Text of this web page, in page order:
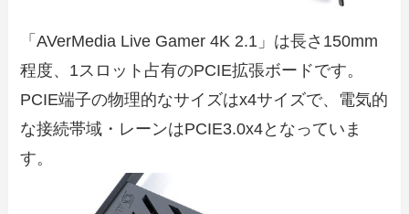
「AVerMedia Live Gamer 4K 2.1」は長さ150mm
程度、1スロット占有のPCIE拡張ボードです。
PCIE端子の物理的なサイズはx4サイズで、電気的
な接続帯域・レーンはPCIE3.0x4となっていま
す。